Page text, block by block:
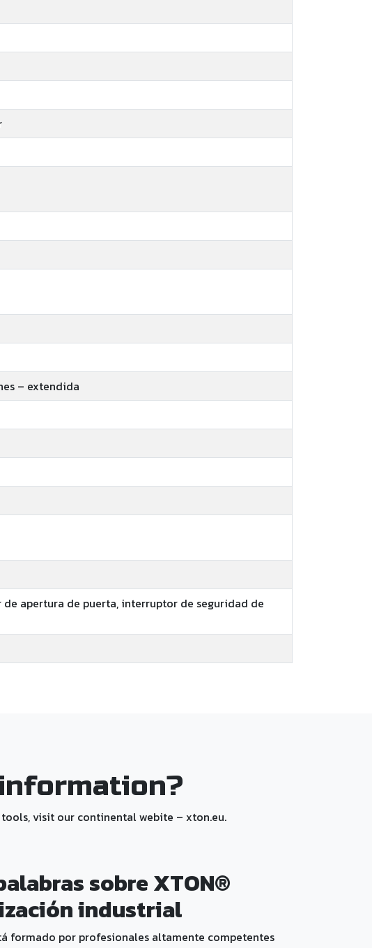
– extendida
apertura de puerta, interruptor de seguridad de
visit our continental webite – xton.eu.
sobre XTON®
industrial
formado por profesionales altamente competentes